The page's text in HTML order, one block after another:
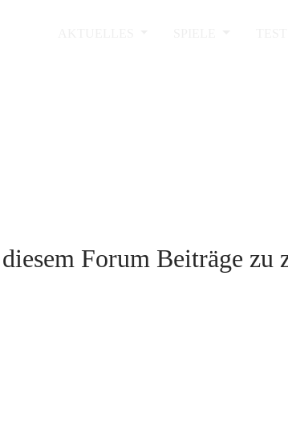
Forum Beiträge zu